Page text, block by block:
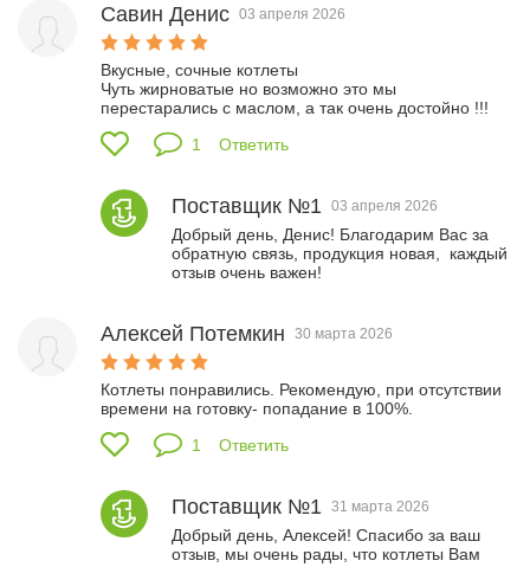
Савин Денис 03 апреля 2026
Вкусные, сочные котлеты
Чуть жирноватые но возможно это мы
перестарались с маслом, а так очень достойно !!!
1
Ответить
Поставщик №1 03 апреля 2026
Добрый день, Денис! Благодарим Вас за
обратную связь, продукция новая,  каждый
отзыв очень важен!
Алексей Потемкин 30 марта 2026
Котлеты понравились. Рекомендую, при отсутствии
времени на готовку- попадание в 100%.
1
Ответить
Поставщик №1 31 марта 2026
Добрый день, Алексей! Спасибо за ваш
отзыв, мы очень рады, что котлеты Вам